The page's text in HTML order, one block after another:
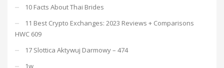
10 Facts About Thai Brides
11 Best Crypto Exchanges: 2023 Reviews + Comparisons
HWC 609
17 Slottica Aktywuj Darmowy – 474
1w